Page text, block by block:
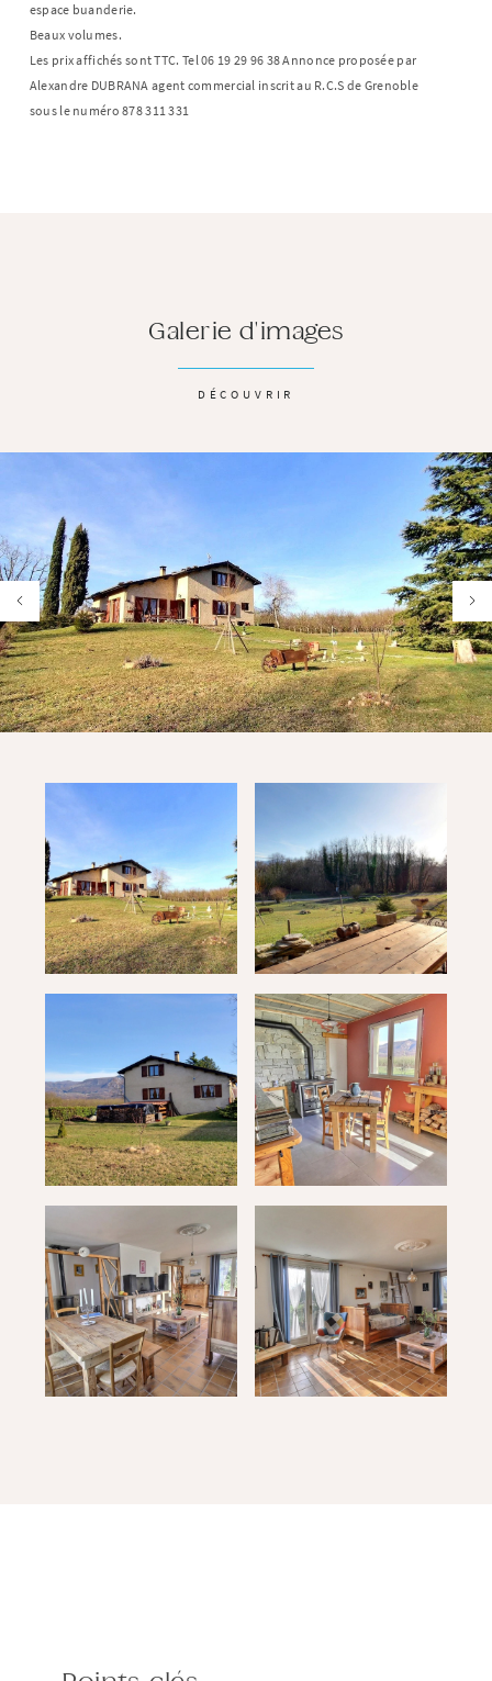
espace buanderie.
Beaux volumes.
Les prix affichés sont TTC. Tel 06 19 29 96 38 Annonce proposée par
Alexandre DUBRANA agent commercial inscrit au R.C.S de Grenoble
sous le numéro 878 311 331
Galerie d'images
DÉCOUVRIR